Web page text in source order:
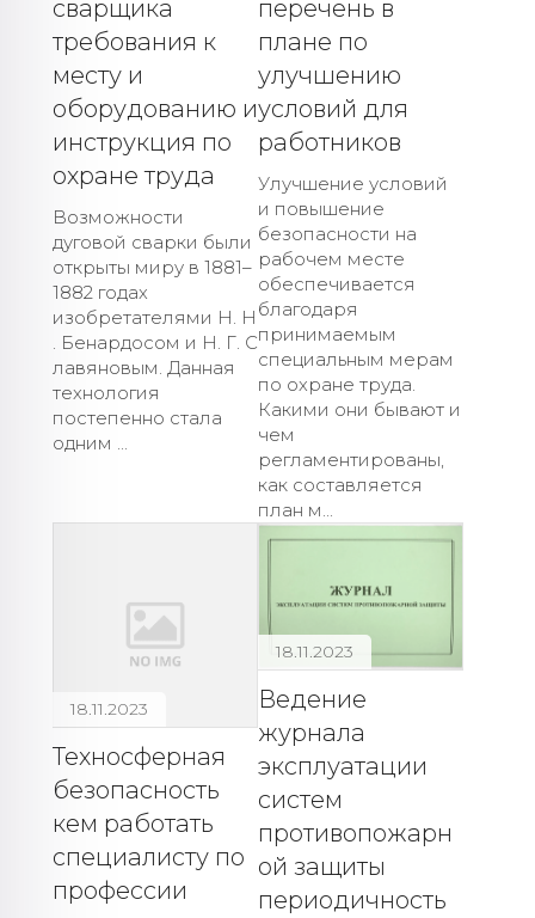
сварщика
требования к
месту и
оборудованию и
инструкция по
охране труда
Возможности
дуговой сварки были
открыты миру в 1881–
1882 годах
изобретателями Н. Н
. Бенардосом и Н. Г. С
лавяновым. Данная
технология
постепенно стала
одним ...
перечень в
плане по
улучшению
условий для
работников
Улучшение условий
и повышение
безопасности на
рабочем месте
обеспечивается
благодаря
принимаемым
специальным мерам
по охране труда.
Какими они бывают и
чем
регламентированы,
как составляется
план м...
18.11.2023
Техносферная
безопасность
кем работать
специалисту по
профессии
18.11.2023
Ведение
журнала
эксплуатации
систем
противопожарн
ой защиты
периодичность